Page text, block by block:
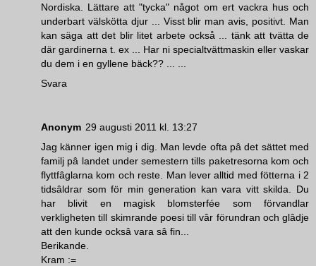
Nordiska. Lättare att "tycka" något om ert vackra hus och
underbart välskötta djur ... Visst blir man avis, positivt. Man
kan säga att det blir litet arbete också ... tänk att tvätta de
där gardinerna t. ex ... Har ni specialtvättmaskin eller vaskar
du dem i en gyllene bäck?? ... ...
Svara
Anonym 29 augusti 2011 kl. 13:27
Jag känner igen mig i dig. Man levde ofta pâ det sättet med
familj pâ landet under semestern tills paketresorna kom och
flyttfâglarna kom och reste. Man lever alltid med fötterna i 2
tidsâldrar som för min generation kan vara vitt skilda. Du
har blivit en magisk blomsterfée som förvandlar
verkligheten till skimrande poesi till vâr förundran och glâdje
att den kunde ocksâ vara sâ fin...
Berikande.
Kram :=